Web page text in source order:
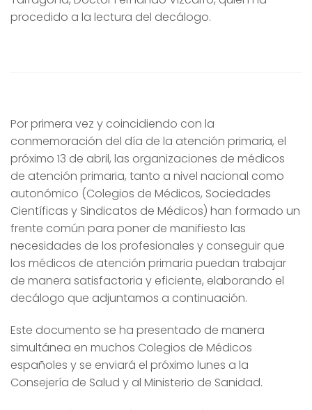
procedido a la lectura del decálogo.
Por primera vez y coincidiendo con la
conmemoración del día de la atención primaria, el
próximo 13 de abril, las organizaciones de médicos
de atención primaria, tanto a nivel nacional como
autonómico (Colegios de Médicos, Sociedades
Científicas y Sindicatos de Médicos) han formado un
frente común para poner de manifiesto las
necesidades de los profesionales y conseguir que
los médicos de atención primaria puedan trabajar
de manera satisfactoria y eficiente, elaborando el
decálogo que adjuntamos a continuación.
Este documento se ha presentado de manera
simultánea en muchos Colegios de Médicos
españoles y se enviará el próximo lunes a la
Consejería de Salud y al Ministerio de Sanidad.